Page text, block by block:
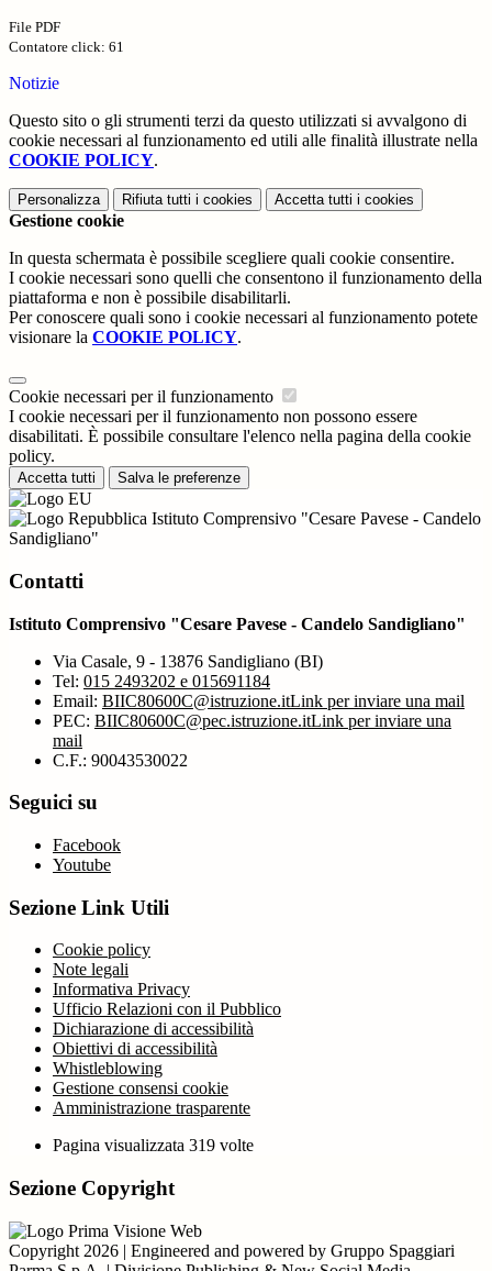
File PDF
Contatore click: 61
Notizie
Questo sito o gli strumenti terzi da questo utilizzati si avvalgono di
cookie necessari al funzionamento ed utili alle finalità illustrate nella
COOKIE POLICY.
Personalizza Rifiuta tutti i cookies Accetta tutti i cookies
Gestione cookie
In questa schermata è possibile scegliere quali cookie consentire.
I cookie necessari sono quelli che consentono il funzionamento della
piattaforma e non è possibile disabilitarli.
Per conoscere quali sono i cookie necessari al funzionamento potete
visionare la COOKIE POLICY.
Cookie necessari per il funzionamento
I cookie necessari per il funzionamento non possono essere
disabilitati. È possibile consultare l'elenco nella pagina della cookie
policy.
Accetta tutti Salva le preferenze
Istituto Comprensivo "Cesare Pavese - Candelo
Sandigliano"
Contatti
Istituto Comprensivo "Cesare Pavese - Candelo Sandigliano"
Via Casale, 9 - 13876 Sandigliano (BI)
Tel: 015 2493202 e 015691184
Email: BIIC80600C@istruzione.itLink per inviare una mail
PEC: BIIC80600C@pec.istruzione.itLink per inviare una
mail
C.F.: 90043530022
Seguici su
Facebook
Youtube
Sezione Link Utili
Cookie policy
Note legali
Informativa Privacy
Ufficio Relazioni con il Pubblico
Dichiarazione di accessibilità
Obiettivi di accessibilità
Whistleblowing
Gestione consensi cookie
Amministrazione trasparente
Pagina visualizzata 319 volte
Sezione Copyright
Copyright 2026 | Engineered and powered by Gruppo Spaggiari